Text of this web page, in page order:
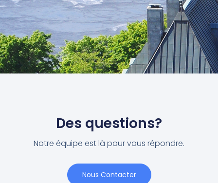
Des questions?
Notre équipe est là pour vous répondre.
Nous Contacter